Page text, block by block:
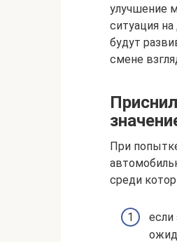
улучшение
ситуация
будут
смене
При
среди
если